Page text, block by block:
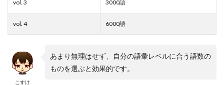
vol. 3 3000語
vol. 4 6000語
こすけ
あまり無理はせず、自分の語彙レベルに合う語数の
ものを選ぶと効果的です。